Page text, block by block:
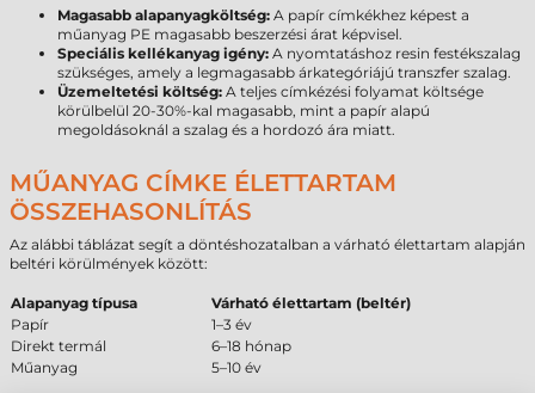
Magasabb alapanyagköltség: A papír címkékhez képest a
műanyag PE magasabb beszerzési árat képvisel.
Speciális kellékanyag igény: A nyomtatáshoz resin festékszalag
szükséges, amely a legmagasabb árkategóriájú transzfer szalag.
Üzemeltetési költség: A teljes címkézési folyamat költsége
körülbelül 20-30%-kal magasabb, mint a papír alapú
megoldásoknál a szalag és a hordozó ára miatt.
MŰANYAG CÍMKE ÉLETTARTAM
ÖSSZEHASONLÍTÁS
Az alábbi táblázat segít a döntéshozatalban a várható élettartam alapján
beltéri körülmények között:
Alapanyag típusa
Várható élettartam (beltér)
Papír
1–3 év
Direkt termál
6–18 hónap
Műanyag
5–10 év